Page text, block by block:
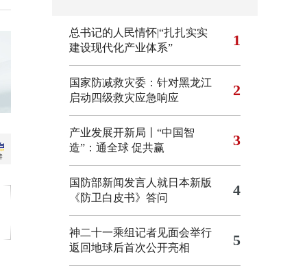
总书记的人民情怀|“扎扎实实
建设现代化产业体系”
1
国家防减救灾委：针对黑龙江
启动四级救灾应急响应
2
产业发展开新局丨“中国智
造”：通全球 促共赢
3
国防部新闻发言人就日本新版
《防卫白皮书》答问
4
神二十一乘组记者见面会举行
返回地球后首次公开亮相
5